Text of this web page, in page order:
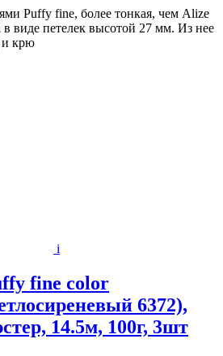
Puffy fine, более тонкая, чем Alize
виде петелек высотой 27 мм. Из нее
и крю
i
fine color
6372),
14.5м, 100г, 3шт